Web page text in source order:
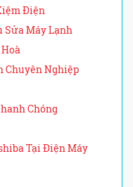
Điện
Sửa Máy Lạnh
Chuyên Nghiệp
Chóng
Tại Điện Máy